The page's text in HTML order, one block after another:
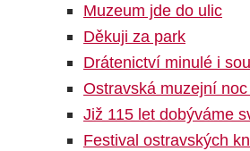
Muzeum jde do ulic
Děkuji za park
Drátenictví minulé i
Ostravská muzejní
Již 115 let dobýváme
Festival ostravských